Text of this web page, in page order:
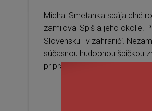
Michal Smetanka spája dlhé
zamiloval Spiš a jeho okolie.
Slovensku i v zahraničí.
súčasnou hudobnou špičkou
pripravovaných umeleckých